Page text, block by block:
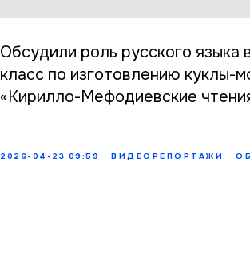
Обсудили роль русского
класс по изготовлению куклы-
«Кирилло-Мефодиевские
2026-04-23 09:59 ВИДЕОРЕПОРТАЖИ